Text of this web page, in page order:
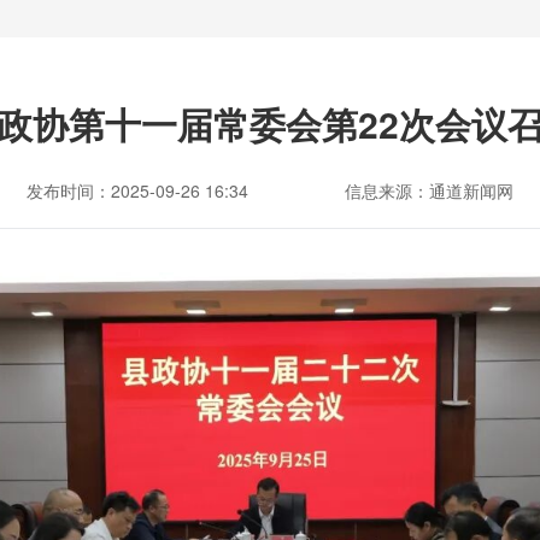
协第十一届常委会第22次会议
发布时间：2025-09-26 16:34 信息来源：通道新闻网